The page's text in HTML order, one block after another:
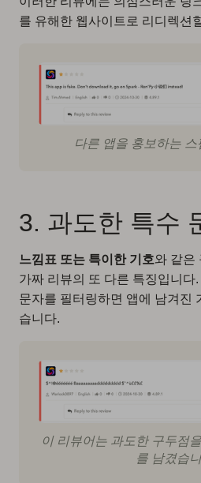
를 유해한 웹사이트로 리디렉션
다른 앱을 홍보하는
3. 과도한 특수
느낌표 또는 특이한 기호와 같은
가짜 리뷰의 또 다른 특징입니다
문자를 필터링하면 앱에 남겨진
습니다.
이 리뷰어는 과도한 구두점
를 남겼습